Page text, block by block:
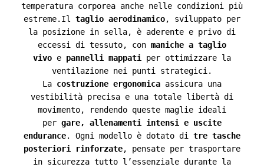
temperatura corporea anche nelle condizioni più
estreme.Il
taglio aerodinamico, sviluppato per
la posizione in sella, è aderente e privo di
eccessi di tessuto, con maniche a taglio
vivo e pannelli mappati
per ottimizzare la
ventilazione nei punti strategici.
La costruzione ergonomica assicura una
vestibilità precisa e una totale libertà di
movimento, rendendo queste maglie ideali
per gare, allenamenti intensi e uscite
endurance. Ogni modello è dotato di
tre tasche
posteriori rinforzate, pensate per trasportare
in sicurezza tutto l’essenziale durante la